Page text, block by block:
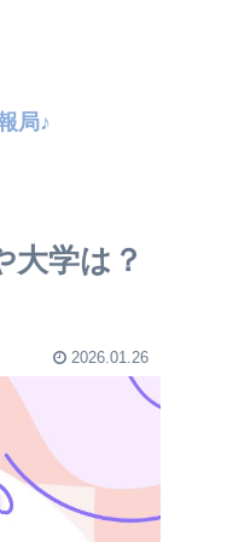
局♪
学は？
2026.01.26